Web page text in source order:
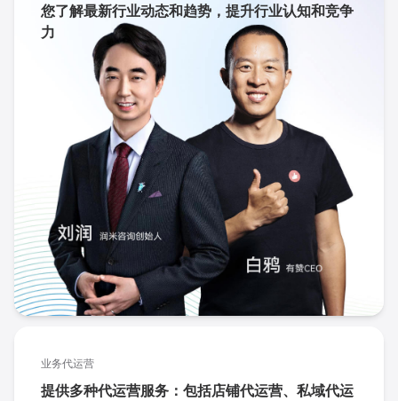
您了解最新行业动态和趋势，提升行业认知和竞争
力
业务代运营
提供多种代运营服务：包括店铺代运营、私域代运